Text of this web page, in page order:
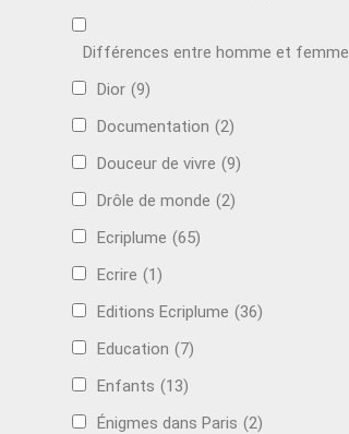
Différences entre homme et femme
Dior (9)
Documentation (2)
Douceur de vivre (9)
Drôle de monde (2)
Ecriplume (65)
Ecrire (1)
Editions Ecriplume (36)
Education (7)
Enfants (13)
Énigmes dans Paris (2)